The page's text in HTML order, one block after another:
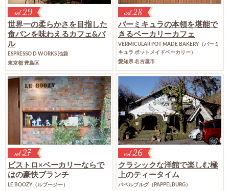
vol29
世界一の柔らかさを目指した
食パンを味わえるカフェ&バ
ル
ESPRESSO D WORKS 池袋
東京都 豊島区
vol28
バーミキュラの本領を堪能で
きるベーカリーカフェ
VERMICULAR POT MADE BAKERY （バーミ
キュラ ポットメイドベーカリー）
愛知県 名古屋市
vol27
ビストロ×ベーカリーならで
はの豪快ブランチ
LE BOOZY （ルブージー）
vol26
クラシックな洋館で楽しむ極
上のティータイム
パペルブルグ（PAPPELBURG）